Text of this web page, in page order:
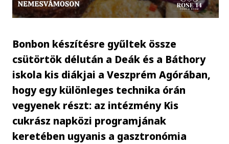
Bonbon készítésre gyűltek össze
csütörtök délután a Deák és a Báthory
iskola kis diákjai a Veszprém Agórában,
hogy egy különleges technika órán
vegyenek részt: az intézmény Kis
cukrász napközi programjának
keretében ugyanis a gasztronómia